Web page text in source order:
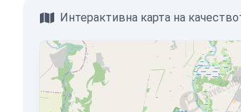
Интерактивна карта на